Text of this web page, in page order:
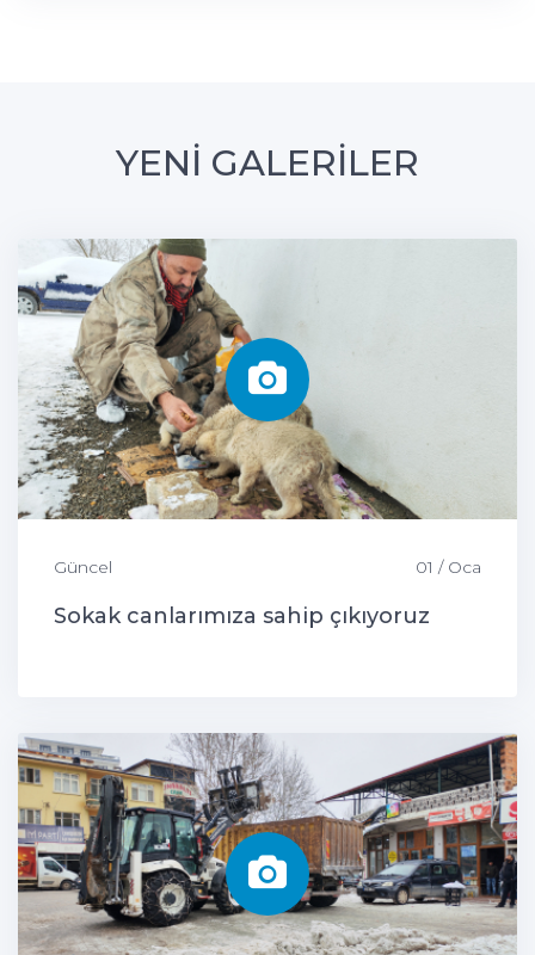
YENİ GALERİLER
Güncel 01 / Oca
Sokak canlarımıza sahip çıkıyoruz